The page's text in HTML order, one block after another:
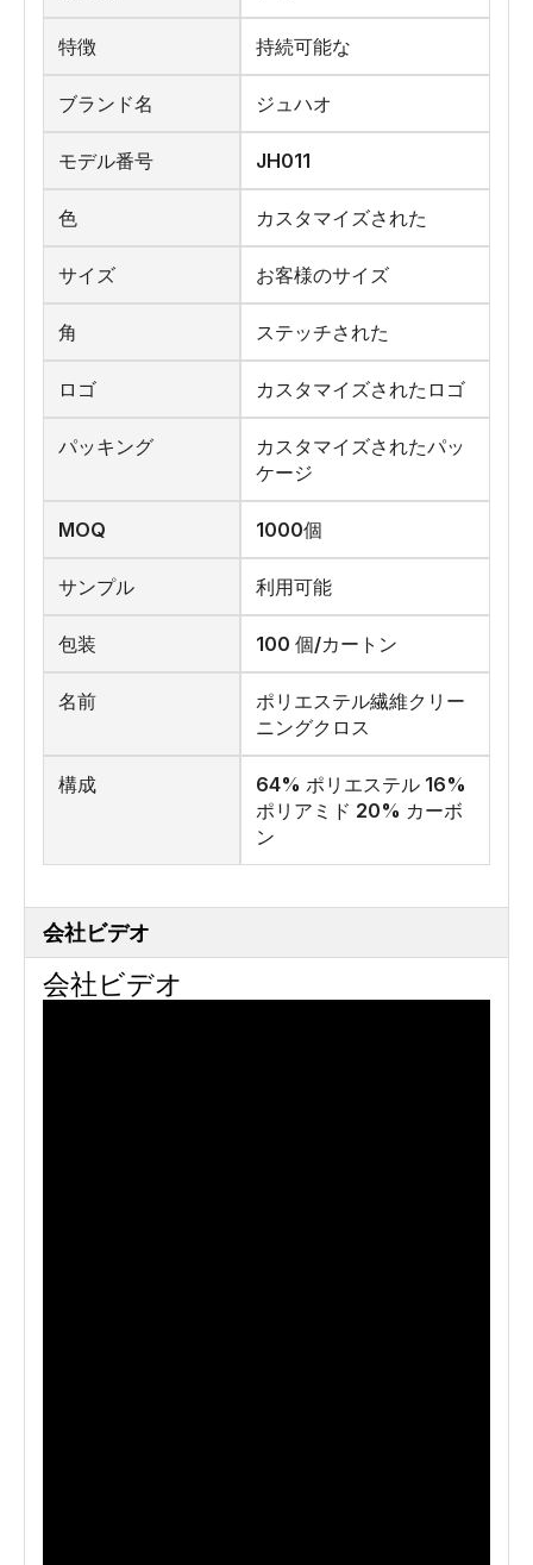
特徴 持続可能な
ブランド名 ジュハオ
モデル番号 JH011
色 カスタマイズされた
サイズ お客様のサイズ
角 ステッチされた
ロゴ カスタマイズされたロゴ
パッキング
カスタマイズされたパッ
ケージ
MOQ 1000個
サンプル 利用可能
包装 100 個/カートン
名前
ポリエステル繊維クリー
ニングクロス
構成
64% ポリエステル 16%
ポリアミド 20% カーボ
ン
会社ビデオ
会社ビデオ